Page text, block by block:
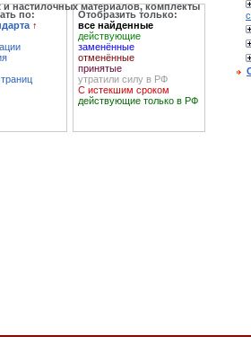
и настилочных материалов, комплекты
по:
↑
Отобразить только:
все найденные
действующие
заменённые
отменённые
принятые
утратили силу в РФ
С истекшим сроком
действующие только в РФ